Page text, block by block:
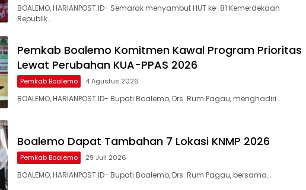
BOALEMO, HARIANPOST.ID- Semarak menyambut HUT ke-81 Kemerdekaan
Republik…
Pemkab Boalemo Komitmen Kawal Program Prioritas
Lewat Perubahan KUA-PPAS 2026
Pemkab Boalemo 4 Agustus 2026
​BOALEMO, HARIANPOST.ID- Bupati Boalemo, Drs. Rum Pagau, menghadiri…
Boalemo Dapat Tambahan 7 Lokasi KNMP 2026
Pemkab Boalemo 29 Juli 2026
BOALEMO, HARIANPOST.ID- Bupati Boalemo, Drs. Rum Pagau, bersama…